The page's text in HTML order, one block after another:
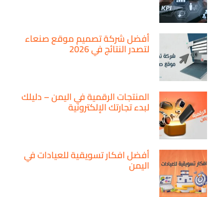
أفضل شركة تصميم موقع صنعاء
لتصدر النتائج في 2026
المنتجات الرقمية في اليمن – دليلك
لبدء تجارتك الإلكترونية
أفضل افكار تسويقية للعيادات في
اليمن